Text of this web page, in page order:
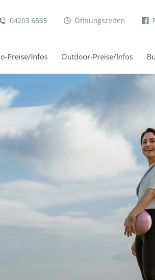
04203 6565 Öffnungszeiten
Preise/Infos Outdoor-Preise/Infos